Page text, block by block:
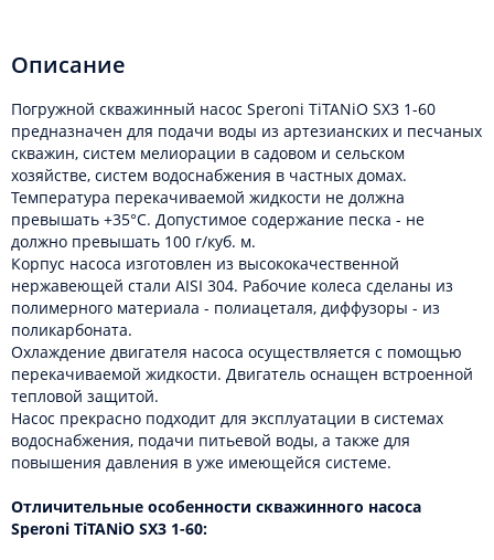
Описание
Погружной скважинный насос Speroni TiTANiO SX3 1-60
предназначен для подачи воды из артезианских и песчаных
скважин, систем мелиорации в садовом и сельском
хозяйстве, систем водоснабжения в частных домах.
Температура перекачиваемой жидкости не должна
превышать +35°С. Допустимое содержание песка - не
должно превышать 100 г/куб. м.
Корпус насоса изготовлен из высококачественной
нержавеющей стали AISI 304. Рабочие колеса сделаны из
полимерного материала - полиацеталя, диффузоры - из
поликарбоната.
Охлаждение двигателя насоса осуществляется с помощью
перекачиваемой жидкости. Двигатель оснащен встроенной
тепловой защитой.
Насос прекрасно подходит для эксплуатации в системах
водоснабжения, подачи питьевой воды, а также для
повышения давления в уже имеющейся системе.
Отличительные особенности скважинного насоса
Speroni TiTANiO SX3 1-60: